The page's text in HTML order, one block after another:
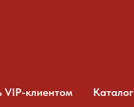
VIP-клиентом Каталог